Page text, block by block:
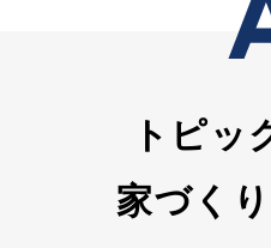
トピッ
家づく